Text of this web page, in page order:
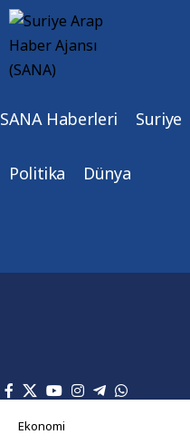
SANA Haberleri Suriye
Politika Dünya
Ekonomi